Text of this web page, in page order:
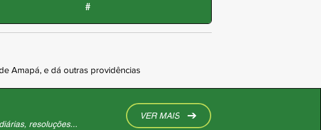
#
Amapá, e dá outras providências
resoluções...
VER MAIS